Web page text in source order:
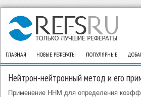
ГЛАВНАЯ НОВЫЕ РЕФЕРАТЫ ПОПУЛЯРНЫЕ
Нейтрон-нейтронный метод и его
Применение ННМ для определения